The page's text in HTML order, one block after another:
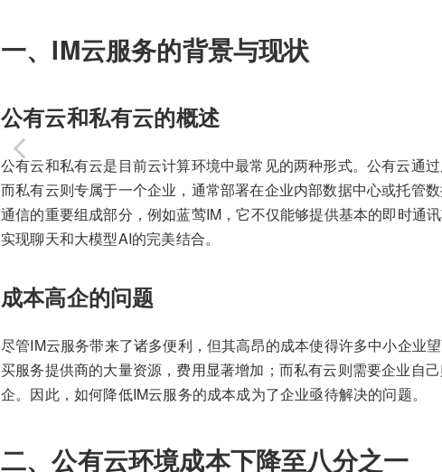
一、IM云服务的背景与现状
公有云和私有云的概述
公有云和私有云是目前云计算环境中最常见的两种形式。公有云通
而私有云则专属于一个企业，通常部署在企业内部数据中心或托管
通信的重要组成部分，例如蓝莺IM，它不仅能够提供基本的即时通
实现聊天和大模型AI的完美结合。
成本高企的问题
尽管IM云服务带来了诸多便利，但其高昂的成本使得许多中小企业
买服务提供商的大量资源，费用显著增加；而私有云则需要企业自
企。因此，如何降低IM云服务的成本成为了企业亟待解决的问题。
二、公有云环境成本下降至八分之一